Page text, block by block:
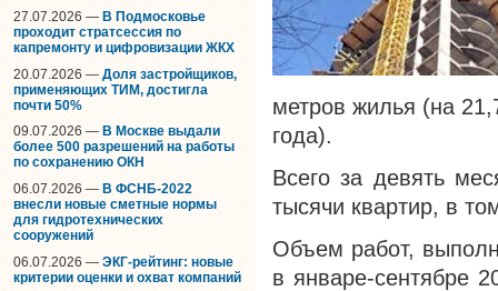
27.07.2026 — В Подмосковье
проходит стратсессия по
капремонту и цифровизации ЖКХ
20.07.2026 — Доля застройщиков,
применяющих ТИМ, достигла
почти 50%
09.07.2026 — В Москве выдали
более 500 разрешений на работы
по сохранению ОКН
06.07.2026 — В ФСНБ-2022
внесли новые сметные нормы
для гидротехнических
сооружений
06.07.2026 — ЭКГ-рейтинг: новые
критерии оценки и охват компаний
метров жилья (на
года).
Всего за девять
тысячи квартир, в
Объем работ,
в январе-сентябре